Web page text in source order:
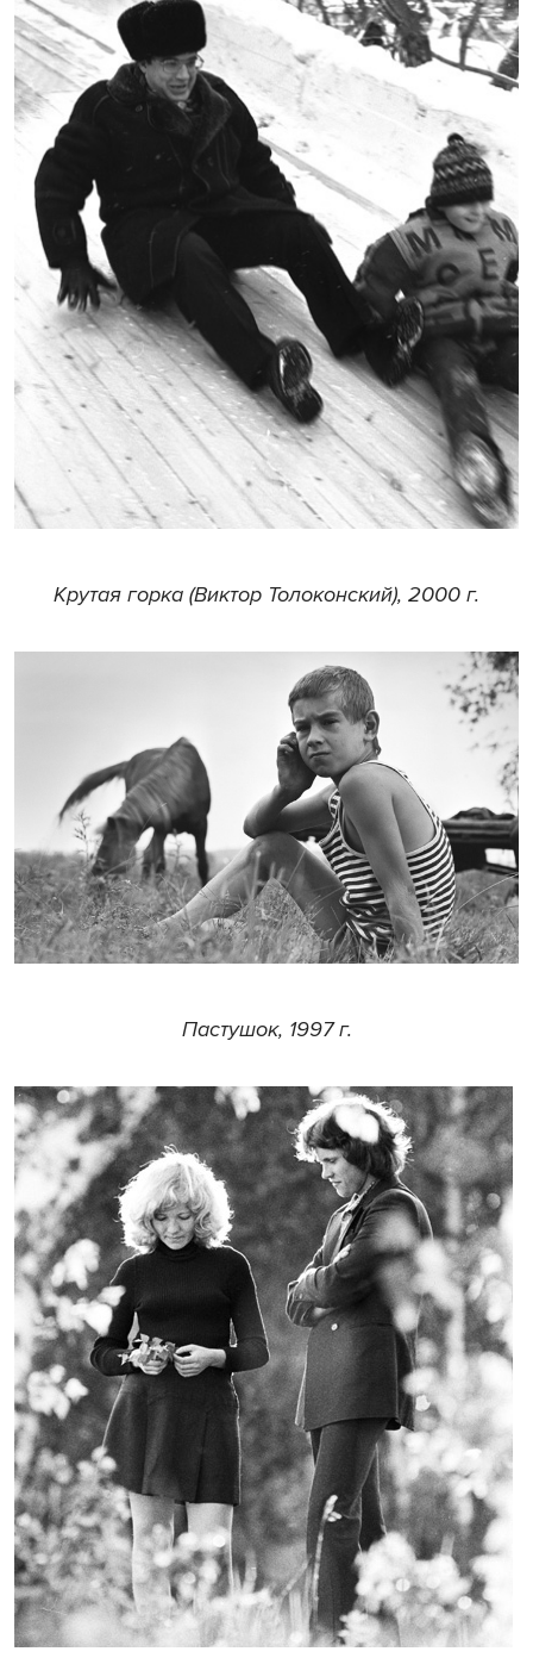
Крутая горка (Виктор Толоконский), 2000 г.
Пастушок, 1997 г.